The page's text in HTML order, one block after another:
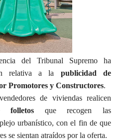
del Tribunal Supremo ha
relativa a la publicidad de
Promotores y Constructores.
de viviendas realicen
folletos que recogen las
urbanístico, con el fin de que
se sientan atraídos por la oferta.